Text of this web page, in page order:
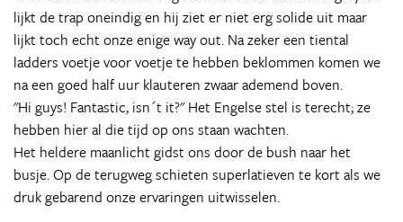
lijkt de trap oneindig en hij ziet er niet erg solide uit maar
lijkt toch echt onze enige way out. Na zeker een tiental
ladders voetje voor voetje te hebben beklommen komen we
na een goed half uur klauteren zwaar ademend boven.
"Hi guys! Fantastic, isn´t it?" Het Engelse stel is terecht; ze
hebben hier al die tijd op ons staan wachten.
Het heldere maanlicht gidst ons door de bush naar het
busje. Op de terugweg schieten superlatieven te kort als we
druk gebarend onze ervaringen uitwisselen.